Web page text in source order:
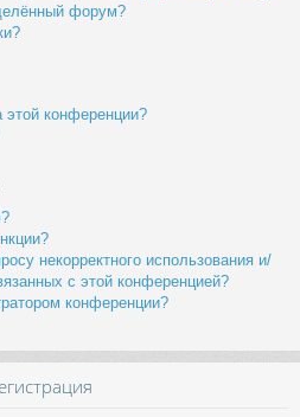
форум?
конференции?
некорректного использования и/
с этой конференцией?
конференции?